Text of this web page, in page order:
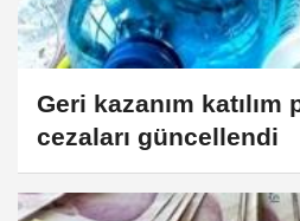
Geri kazanım katılım
cezaları güncellendi